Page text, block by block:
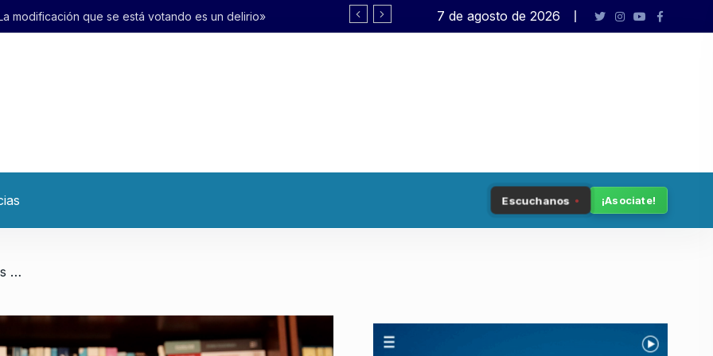
es un delirio» Pagano: «El presidente no está en sus
7 de agosto de 2026
Escuchanos ¡Asociate!
/ Ernesto Samper: «Aquí lo que hay es un interés económico con disfraz militar»